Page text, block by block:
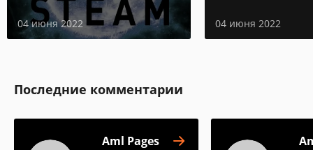
игру
04 июня 2022 04 июня 2022
Последние комментарии
Aml Pages